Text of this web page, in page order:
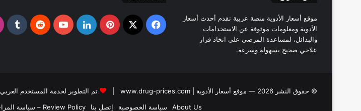
موقع أسعار الأدوية منصة عربية تقدم أحدث أسعار
الأدوية ومعلومات موثوقة عن الاستخدامات
والبدائل، لمساعدة المرضى على اتخاذ قرار
علاجي صحيح بسهولة وسرعة.
فيسبوك
X بينتيريستلينكدإنيوتيوب ‏Tumblr
© حقوق النشر 2026 — موقع أسعار الأدوية | www.drug-prices.com |
تم التطوير لخدمة المستخدم العربي
About Us
سياسة الخصوصية إتصل بنا Review Policy – سياسة المراجعة الطبية